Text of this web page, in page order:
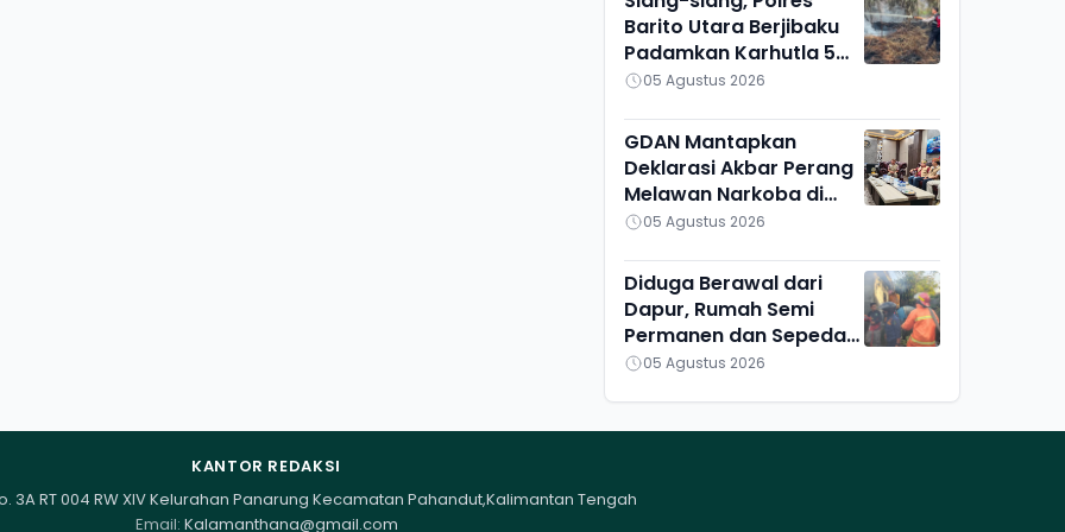
Barito Utara Berjibaku
Padamkan Karhutla 5
Hektare di Bintang
05 Agustus 2026
GDAN Mantapkan
Deklarasi Akbar Perang
Melawan Narkoba di
Kalteng
05 Agustus 2026
Diduga Berawal dari
Dapur, Rumah Semi
Permanen dan Sepeda
Motor di Ketapang
05 Agustus 2026
KANTOR REDAKSI
3A RT 004 RW XIV Kelurahan Panarung Kecamatan Pahandut,Kalimantan Tengah
Email: Kalamanthana@gmail.com